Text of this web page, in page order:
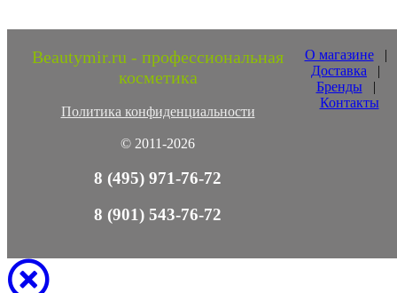
Beautymir.ru - профессиональная
косметика
Политика конфиденциальности
© 2011-2026
О магазине|
Доставка |
Бренды |
Контакты
8 (495) 971-76-72
8 (901) 543-76-72